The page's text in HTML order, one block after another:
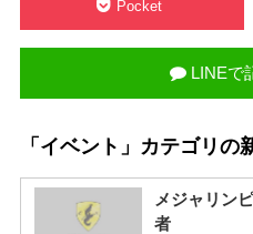
Pocket
LINEで
「イベント」カテゴリの
メジャリン
者